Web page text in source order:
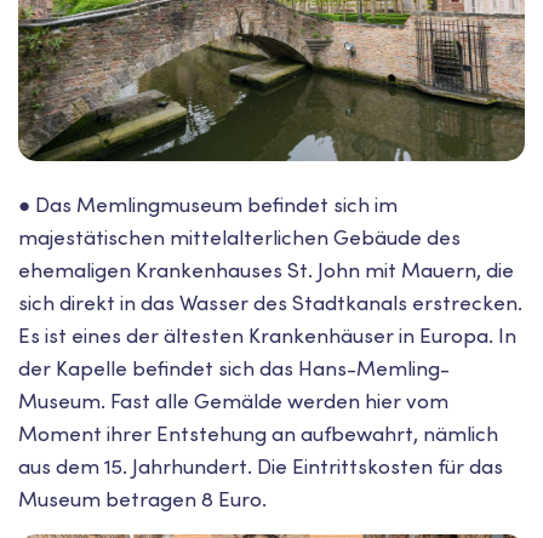
● Das Memlingmuseum befindet sich im
majestätischen mittelalterlichen Gebäude des
ehemaligen Krankenhauses St. John mit Mauern, die
sich direkt in das Wasser des Stadtkanals erstrecken.
Es ist eines der ältesten Krankenhäuser in Europa. In
der Kapelle befindet sich das Hans-Memling-
Museum. Fast alle Gemälde werden hier vom
Moment ihrer Entstehung an aufbewahrt, nämlich
aus dem 15. Jahrhundert. Die Eintrittskosten für das
Museum betragen 8 Euro.